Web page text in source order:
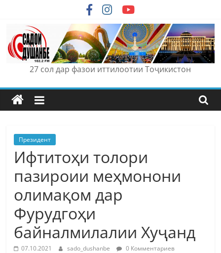
content
27 сол дар фазои иттилоотии Тоҷикистон
Президент
Ифтитоҳи толори
пазироии меҳмонони
олимақом дар
Фурудгоҳи
байналмилалии Хуҷанд
07.10.2021 sado_dushanbe 0 Комментариев